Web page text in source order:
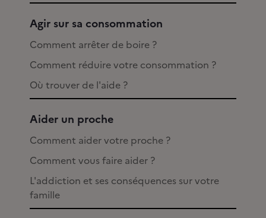
Agir sur sa consommation
Comment arrêter de boire ?
Comment réduire votre consommation ?
Où trouver de l'aide ?
Aider un proche
Comment aider votre proche ?
Comment vous faire aider ?
L'addiction et ses conséquences sur votre
famille